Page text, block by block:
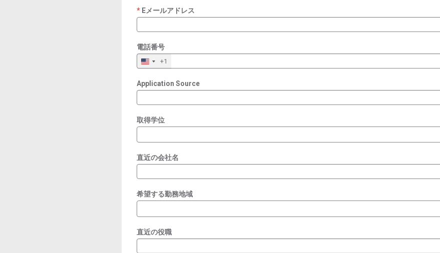
Eメールアドレス
required
電話番号
+1
Application Source
取得学位
直近の会社名
希望する勤務地域
直近の役職